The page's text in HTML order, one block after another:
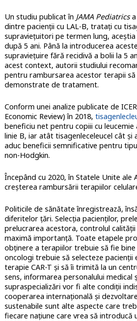
Un studiu publicat în JAMA Pediatricsa
dintre pacienții cu LAL-B, tratați cu
supraviețuitori pe termen lung,
după 5 ani. Până la introducerea
supraviețuire fără recidivă a bolii la 5
acest context, autorii studiului
pentru rambursarea acestor terapii
demonstrate de tratament.
Conform unei analize publicate de
Economic Review) în 2018,
beneficiu net pentru copiii cu
linie B, iar atât tisagenleceleucel cât și
aduc beneficii semnificative pentru
non-Hodgkin.
Începând cu 2020, în Statele Unite ale
creșterea rambursării terapiilor
Politicile de sănătate înregistrează,
diferitelor țări. Selecția pacienților,
prelucrarea acestora, controlul
maximă importanță. Toate etapele
obținere a terapiilor trebuie să fie
oncologi trebuie să selecteze pacienții
terapie CAR-T și să îi trimită la un
sens, informarea personalului medical
supraspecializări vor fi alte condiții
cooperarea internațională și
sustenabile sunt alte aspecte care
fiecare națiune care vrea să introducă